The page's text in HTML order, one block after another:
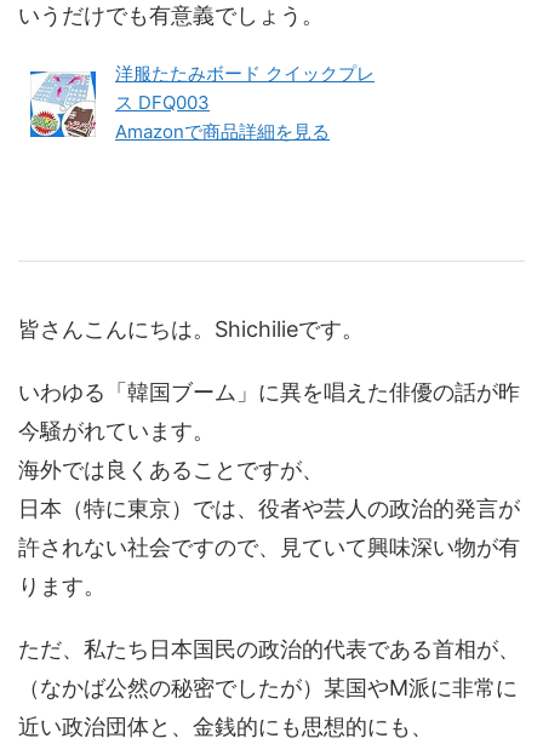
いうだけでも有意義でしょう。
洋服たたみボード クイックプレ
ス DFQ003
Amazonで商品詳細を見る
皆さんこんにちは。Shichilieです。
いわゆる「韓国ブーム」に異を唱えた俳優の話が昨
今騒がれています。
海外では良くあることですが、
日本（特に東京）では、役者や芸人の政治的発言が
許されない社会ですので、見ていて興味深い物が有
ります。
ただ、私たち日本国民の政治的代表である首相が、
（なかば公然の秘密でしたが）某国やM派に非常に
近い政治団体と、金銭的にも思想的にも、